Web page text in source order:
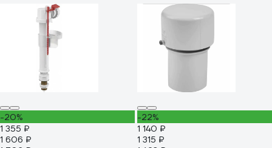
-20%
1 355 ₽
1 606 ₽
-22%
1 140 ₽
1 315 ₽